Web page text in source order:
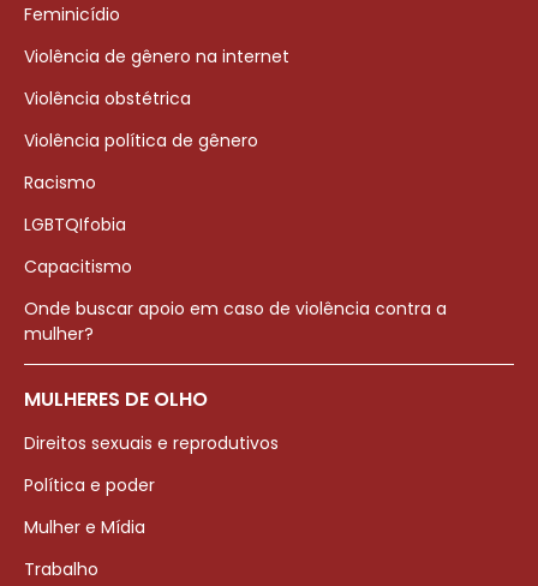
Feminicídio
Violência de gênero na internet
Violência obstétrica
Violência política de gênero
Racismo
LGBTQIfobia
Capacitismo
Onde buscar apoio em caso de violência contra a
mulher?
MULHERES DE OLHO
Direitos sexuais e reprodutivos
Política e poder
Mulher e Mídia
Trabalho